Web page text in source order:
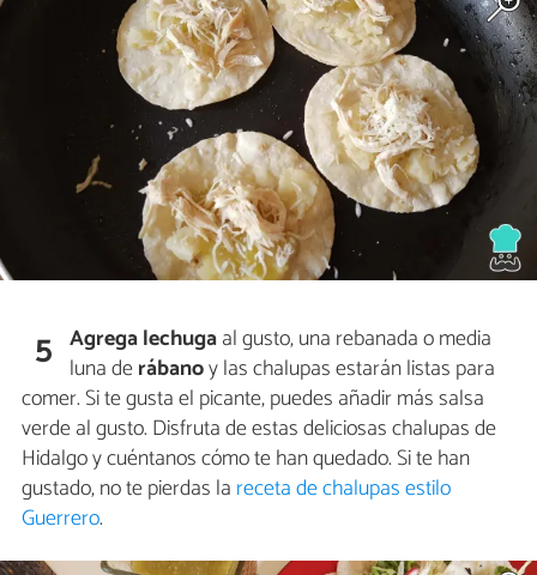
5 Agrega lechugaal gusto, una rebanada o media
luna derábanoy las chalupas estarán listas para
comer. Si te gusta el picante, puedes añadir más salsa
verde al gusto. Disfruta de estas deliciosas chalupas de
Hidalgo y cuéntanos cómo te han quedado. Si te han
gustado, no te pierdas la receta de chalupas estilo
Guerrero.